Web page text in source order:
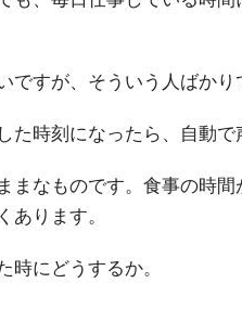
すが、そういう人ばかり
た時刻になったら、自動
まなものです。食事の時
あります。
時にどうするか。